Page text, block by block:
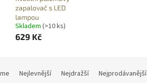
zapalovač s LED
lampou
Skladem (>10 ks)
629 Kč
Nejlevnější Nejdražší Nejprodávanější